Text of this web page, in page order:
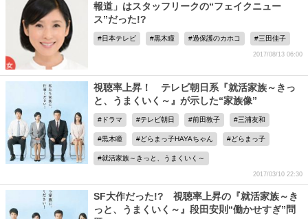
報道」はスタッフリークの“フェイクニュー
ス”だった!?
日本テレビ 黒木瞳 過保護のカホコ 三田佳子
2017/08/13 06:00
視聴率上昇！ テレビ朝日系『就活家族～きっ
と、うまくいく～』が示した“家族像”
ドラマ テレビ朝日 前田敦子 三浦友和
黒木瞳 どらまっ子HAYAちゃん どらまっ子
就活家族～きっと、うまくいく～
2017/03/10 22:30
SF大作だった!? 視聴率上昇の『就活家族～き
っと、うまくいく～』段田安則“働かせすぎ”問